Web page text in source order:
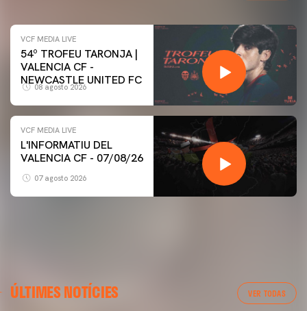
VCF MEDIA LIVE
54º TROFEU TARONJA |
VALENCIA CF -
NEWCASTLE UNITED FC
08 agosto 2026
VCF MEDIA LIVE
L'INFORMATIU DEL
VALENCIA CF - 07/08/26
07 agosto 2026
ÚLTIMES NOTÍCIES VER TODAS